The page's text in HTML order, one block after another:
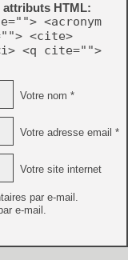
attributs HTML:
<acronym
<cite>
<q cite="">
Votre nom *
Votre adresse email *
Votre site internet
par e-mail.
e-mail.